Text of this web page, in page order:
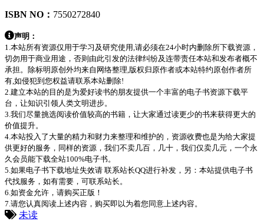
ISBN NO： 7550272840
声明：
1.本站所有资源仅用于学习及研究使用,请必须在24小时内删除所下载资源，
切勿用于商业用途，否则由此引发的法律纠纷及连带责任本站和发布者概不
承担。除标明原创外均来自网络整理,版权归原作者或本站特约原创作者所
有,如侵犯到您权益请联系本站删除!
2.建立本站的目的是为爱好读书的朋友提供一个丰富的电子书资源下载平
台，让知识引领人类文明进步。
3.我们尽量挑选阅读价值较高的书籍，让大家通过读更少的书来获得更大的
价值提升。
4.本站投入了大量的精力和财力来整理和维护的，资源收费也是为给大家提
供更好的服务，同样的资源，我们不卖几百，几十，我们仅卖几元，一个永
久会员能下载全站100%电子书。
5.如果电子书下载地址失效请 联系站长QQ进行补发，另：本站提供电子书
代找服务，如有需要，可联系站长。
6.如资金允许，请购买正版！
7.请您认真阅读上述内容，购买即以为着您同意上述内容。
未读